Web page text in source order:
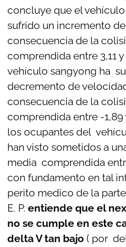
concluye que el
sufrido un incremento
consecuencia de la
comprendida entre 3,11
vehículo sangyong ha
decremento de
consecuencia de la
comprendida entre -1,89
los ocupantes del
han visto sometidos a
media comprendida
con fundamento en tal
perito medico de la
E. P. entiende que el
no se cumple en este
delta V tan bajo ( por